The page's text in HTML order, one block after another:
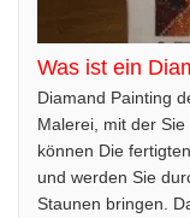
Was ist ein
Diamand Painting
Malerei, mit der
können Die
und werden Sie
Staunen bringen.